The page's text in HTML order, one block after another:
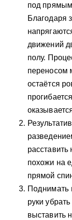
под прямым
Благодаря
движений
полу.
переносом
остаётся
похожи на
прямой
Поднимать
руки
выставить